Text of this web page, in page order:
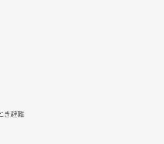
き避難